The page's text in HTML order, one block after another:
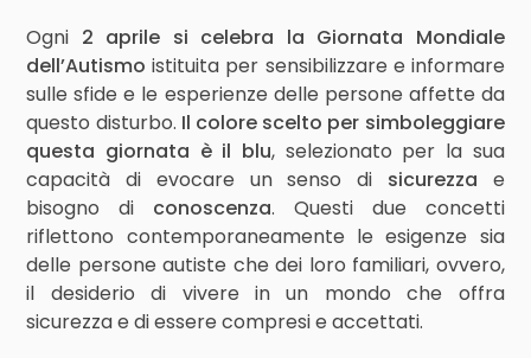
Ogni 2 aprile si celebra la Giornata Mondiale
dell’Autismo istituita per sensibilizzare e informare
sulle sfide e le esperienze delle persone affette da
questo disturbo. Il colore scelto per simboleggiare
questa giornata è il blu, selezionato per la sua
capacità di evocare un senso di sicurezza e
bisogno di conoscenza. Questi due concetti
riflettono contemporaneamente le esigenze sia
delle persone autiste che dei loro familiari, ovvero,
il desiderio di vivere in un mondo che offra
sicurezza e di essere compresi e accettati.